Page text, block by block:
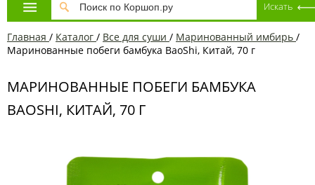
Главная / Каталог / Все для суши / Маринованный имбирь /
Маринованные побеги бамбука BaoShi, Китай, 70 г
МАРИНОВАННЫЕ ПОБЕГИ БАМБУКА
BAOSHI, КИТАЙ, 70 Г